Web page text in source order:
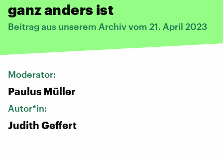
ganz anders ist
Beitrag aus unserem Archiv vom 21. April 2023
Moderator:
Paulus Müller
Autor*in:
Judith Geffert